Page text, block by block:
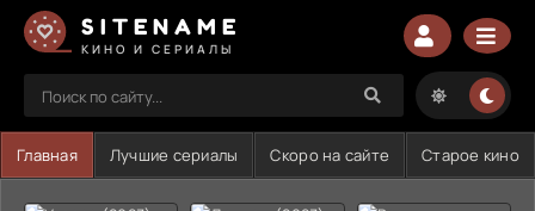
SITENAME
КИНО И СЕРИАЛЫ
Главная Лучшие сериалы Скоро на сайте Старое кино